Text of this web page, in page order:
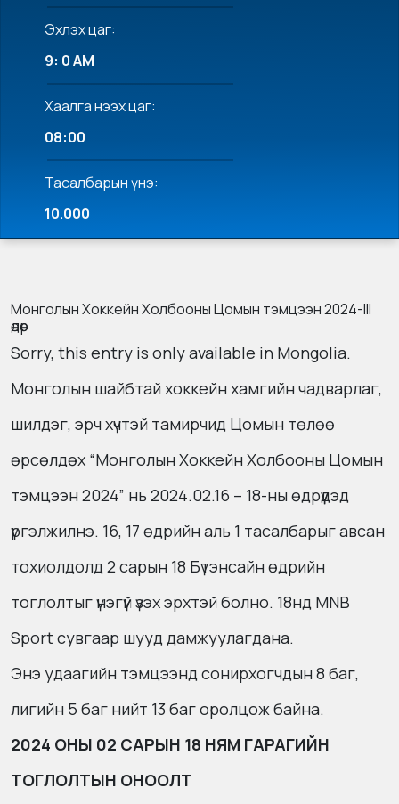
Эхлэх цаг:
9: 0 AM
Хаалга нээх цаг:
08:00
Тасалбарын үнэ:
10.000
Монголын Хоккейн Холбооны Цомын тэмцээн 2024-III
өдөр
Sorry, this entry is only available in Mongolia.
Монголын шайбтай хоккейн хамгийн чадварлаг,
шилдэг, эрч хүчтэй тамирчид Цомын төлөө
өрсөлдөх “Монголын Хоккейн Холбооны Цомын
тэмцээн 2024” нь 2024.02.16 – 18-ны өдрүүдэд
үргэлжилнэ. 16, 17 өдрийн аль 1 тасалбарыг авсан
тохиолдолд 2 сарын 18 Бүтэнсайн өдрийн
тоглолтыг үнэгүй үзэх эрхтэй болно. 18нд MNB
Sport сувгаар шууд дамжуулагдана.
Энэ удаагийн тэмцээнд сонирхогчдын 8 баг,
лигийн 5 баг нийт 13 баг оролцож байна.
2024 ОНЫ 02 САРЫН 18 НЯМ ГАРАГИЙН
ТОГЛОЛТЫН ОНООЛТ